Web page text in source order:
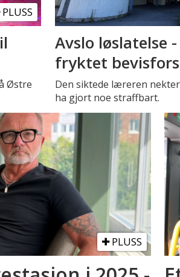
PLUSS
Østre
Avslo løslatelse
fryktet
Den siktede læreren
ha gjort noe straffbart.
PLUSS